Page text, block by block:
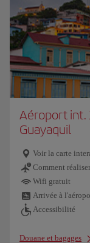
Aéroport int.
Guayaquil
Voir la carte
Comment
Wifi gratuit
Arrivée à
Accessibilité
Douane et bagages